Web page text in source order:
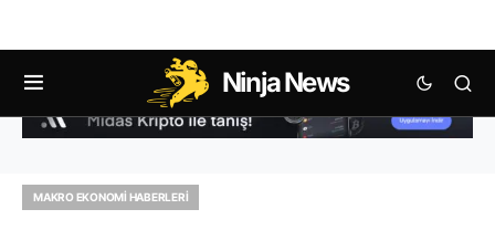
Ninja News
MAKRO EKONOMI HABERLERI